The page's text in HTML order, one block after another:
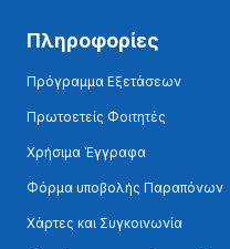
Πληροφορίες
Πρόγραμμα Εξετάσεων
Πρωτοετείς Φοιτητές
Χρήσιμα Έγγραφα
Φόρμα υποβολής Παραπόνων
Χάρτες και Συγκοινωνία